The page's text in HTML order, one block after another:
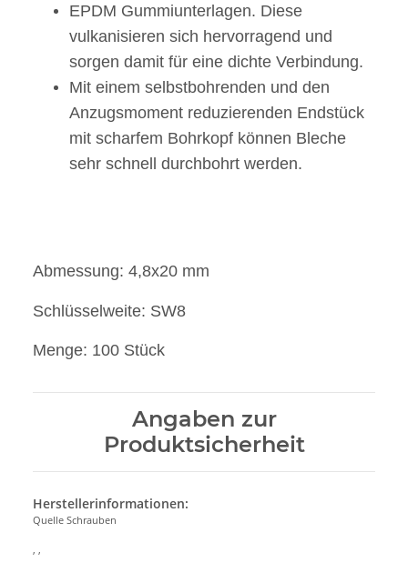
EPDM Gummiunterlagen. Diese
vulkanisieren sich hervorragend und
sorgen damit für eine dichte Verbindung.
Mit einem selbstbohrenden und den
Anzugsmoment reduzierenden Endstück
mit scharfem Bohrkopf können Bleche
sehr schnell durchbohrt werden.
Abmessung: 4,8x20 mm
Schlüsselweite: SW8
Menge: 100 Stück
Angaben zur
Produktsicherheit
Herstellerinformationen:
Quelle Schrauben